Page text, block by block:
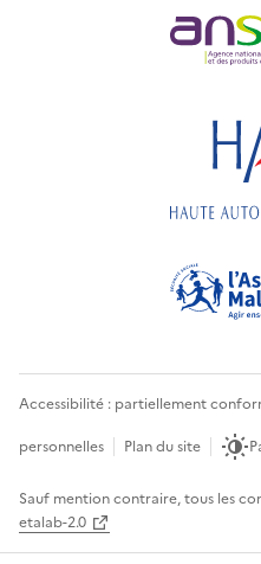
Accessibilité : partiellement
personnelles
Plan du site
Sauf mention contraire, tous les
etalab-2.0